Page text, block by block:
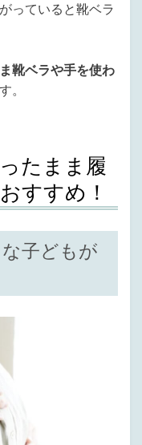
っていると靴ベラ
靴ベラや手を使わ
。
たまま履
すすめ！
子どもが